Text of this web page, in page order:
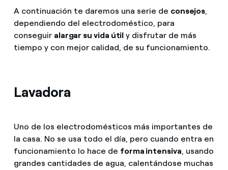
A continuación te daremos una serie de consejos,
dependiendo del electrodoméstico, para
conseguir alargar su vida útil y disfrutar de más
tiempo y con mejor calidad, de su funcionamiento.
Lavadora
Uno de los electrodomésticos más importantes de
la casa. No se usa todo el día, pero cuando entra en
funcionamiento lo hace de forma intensiva, usando
grandes cantidades de agua, calentándose muchas